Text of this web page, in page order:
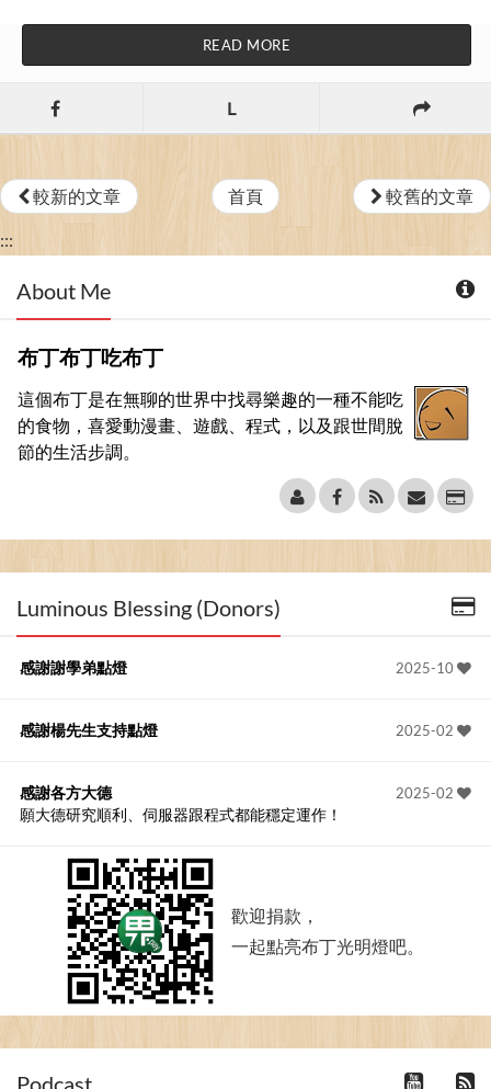
READ MORE
L
較新的文章 首頁 較舊的文章
:::
About Me
布丁布丁吃布丁
這個布丁是在無聊的世界中找尋樂趣的一種不能吃
的食物，喜愛動漫畫、遊戲、程式，以及跟世間脫
節的生活步調。
Luminous Blessing (Donors)
2025-10
感謝謝學弟點燈
2025-02
感謝楊先生支持點燈
2025-02
感謝各方大德
願大德研究順利、伺服器跟程式都能穩定運作！
歡迎捐款，
一起點亮布丁光明燈吧。
Podcast